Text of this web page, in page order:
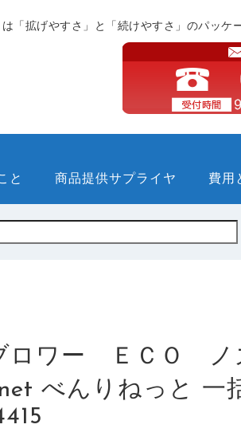
「拡げやすさ」と「続けやすさ」のパッケ
と 商品提供サプライヤ 費用
ロワー ＥＣＯ ノ
べんりねっと 一